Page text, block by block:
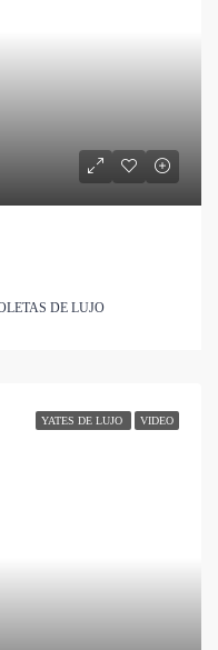
DE LUJO
YATES DE LUJO VIDEO